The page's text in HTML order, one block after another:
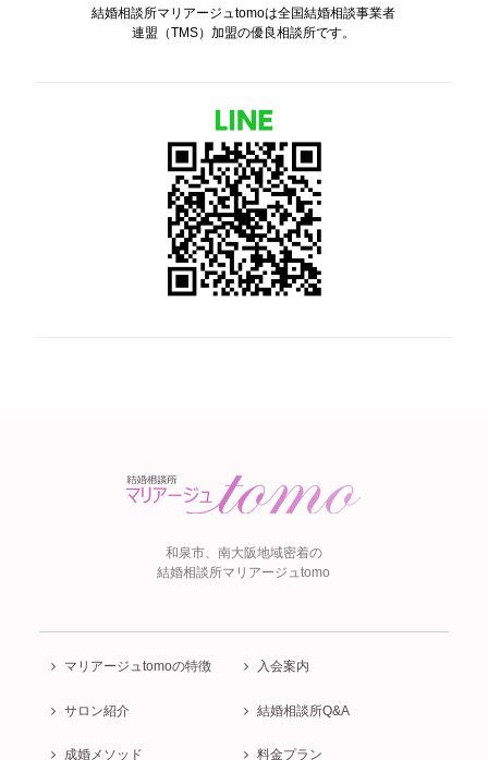
結婚相談所マリアージュtomoは全国結婚相談事業者
連盟（TMS）加盟の優良相談所です。
和泉市、南大阪地域密着の
結婚相談所マリアージュtomo
マリアージュtomoの特徴 入会案内
サロン紹介 結婚相談所Q&A
成婚メソッド 料金プラン